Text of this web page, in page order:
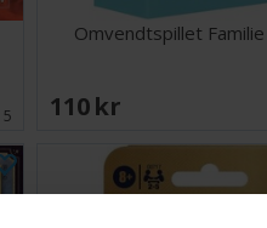
5
Omvendtspillet Familie
110 SEK